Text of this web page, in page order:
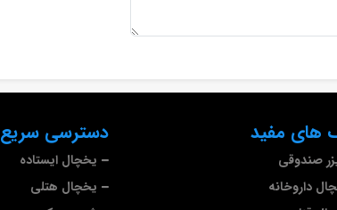
های مفید
صندوقی
داروخانه
دسترسی سریع
یخچال ایستاده
یخچال هتلی